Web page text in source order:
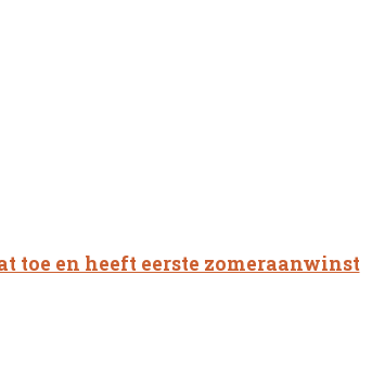
toe en heeft eerste zomeraanwinst